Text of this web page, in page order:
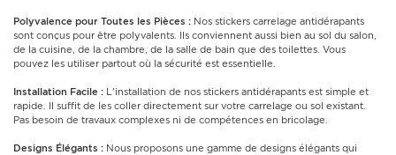
Polyvalence pour Toutes les Pièces : Nos stickers carrelage antidérapants
sont conçus pour être polyvalents. Ils conviennent aussi bien au sol du salon,
de la cuisine, de la chambre, de la salle de bain que des toilettes. Vous
pouvez les utiliser partout où la sécurité est essentielle.
Installation Facile : L'installation de nos stickers antidérapants est simple et
rapide. Il suffit de les coller directement sur votre carrelage ou sol existant.
Pas besoin de travaux complexes ni de compétences en bricolage.
Designs Élégants : Nous proposons une gamme de designs élégants qui